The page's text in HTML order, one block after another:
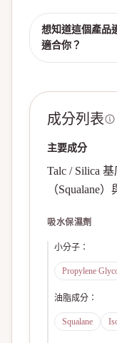
想知道這個產品
適合你？
成分列表
主要成分
Talc / Silica
（Squalane
吸水保濕劑
小分子 ：
Propylene
油脂成分 ：
Squalane